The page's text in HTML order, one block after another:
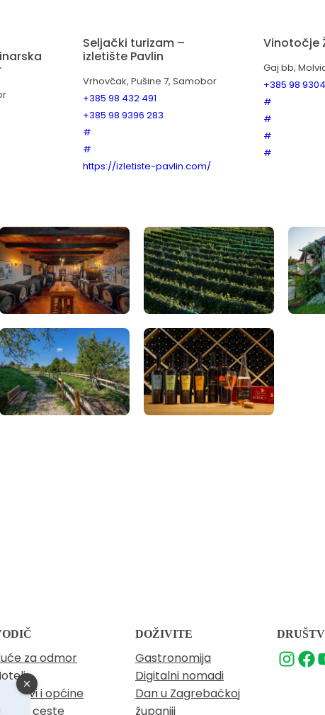
Seljački turizam –
izletište Pavlin
Vrhovčak, Pušine 7, Samobor
+385 98 432 491
+385 98 9396 283
#
#
https://izletiste-pavlin.com/
Vinotočje
Gaj bb,
+385 98
#
#
#
#
za odmor
Gradovi i općine
ceste
DOŽIVITE
Gastronomija
Digitalni nomadi
Dan u Zagrebačkoj
županiji